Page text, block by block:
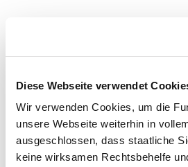
Diese Webseite verwendet
Wir verwenden Cookies, um die
unsere Webseite weiterhin in
ausgeschlossen, dass staatliche
keine wirksamen Rechtsbehelfe